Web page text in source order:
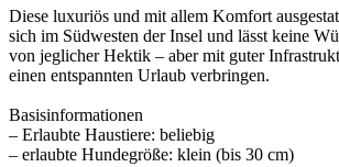
Diese luxuriös und mit allem Komfort
sich im Südwesten der Insel und lässt keine
von jeglicher Hektik – aber mit guter
einen entspannten Urlaub verbringen.
Basisinformationen
– Erlaubte Haustiere: beliebig
– erlaubte Hundegröße: klein (bis 30 cm)